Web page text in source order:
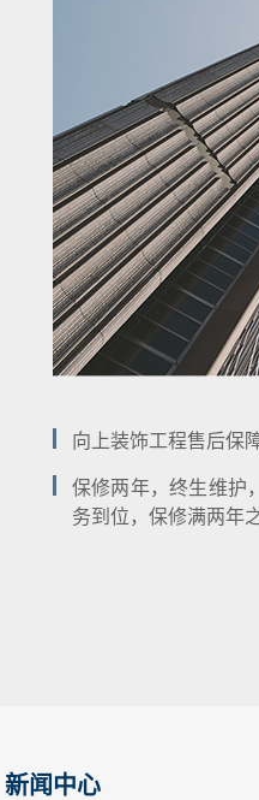
向上装饰工程售后保障
保修两年，终生维护
务到位，保修满两年
新闻中心